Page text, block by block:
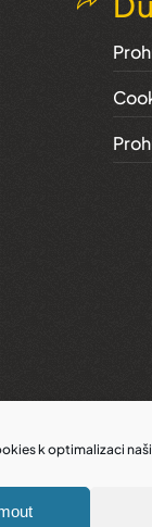
k optimalizaci